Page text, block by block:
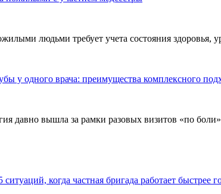
людьми требует учета состояния здоровья,
у одного врача: преимущества комплексного
давно вышла за рамки разовых визитов «по
когда частная бригада работает быстрее